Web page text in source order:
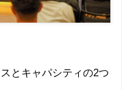
とキャパシティの2つ